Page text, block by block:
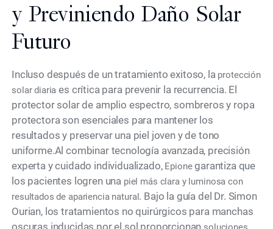
y Previniendo Daño Solar
Futuro
Incluso después de un tratamiento exitoso, la protección
solar diaria es crítica para prevenir la recurrencia. El
protector solar de amplio espectro, sombreros y ropa
protectora son esenciales para mantener los
resultados y preservar una piel joven y de tono
uniforme.Al combinar tecnología avanzada, precisión
experta y cuidado individualizado, Epionegarantiza que
los pacientes logren una piel más clara y luminosa con
resultados de apariencia natural. Bajo la guía del Dr. Simon
Ourian, los tratamientos no quirúrgicos para manchas
oscuras inducidas por el sol proporcionan